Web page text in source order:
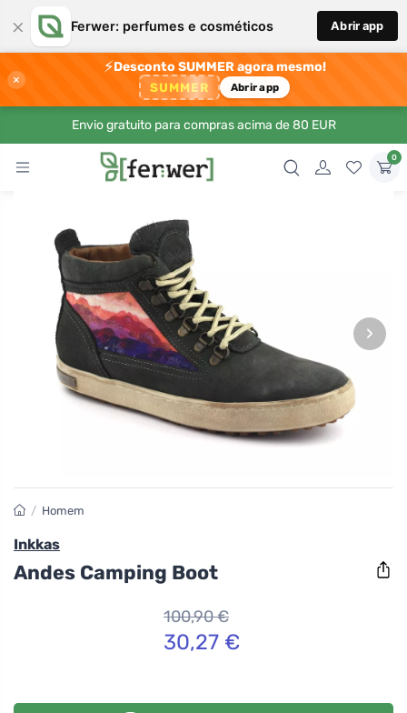
× Ferwer: perfumes e cosméticos Abrir app
×
⚡Desconto SUMMER agora mesmo!
SUMMER Abrir app
Envio gratuito para compras acima de 80 EUR
0
›
/ Homem
Inkkas
Andes Camping Boot
100,90 €
30,27 €